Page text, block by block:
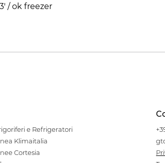
/ ok freezer
e Refrigeratori
Klimaitalia
Cortesia